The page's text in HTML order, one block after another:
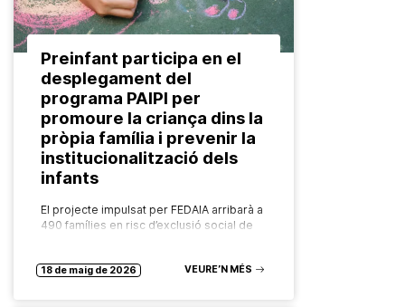
Preinfant participa en el
desplegament del
programa PAIPI per
promoure la criança dins la
pròpia família i prevenir la
institucionalització dels
infants
El projecte impulsat per FEDAIA arribarà a
490 famílies en risc d’exclusió social de
l’evidència El programa…
18 de maig de 2026 VEURE’N MÉS